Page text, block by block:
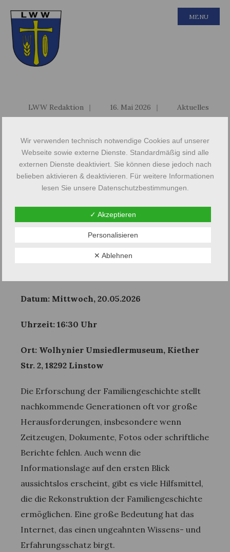
MENU
LWW Redaktion | 16. Mai 2026 | Aktuelles
Wolhynier Umsiedlermuseum
Stammtisch Familienforschung – Von
Württemberg nach Wolhynien und zurück.
über die Recherche zur Geschichte seiner
Datum: Mittwoch, 20.05.2026
Uhrzeit: 16:30 Uhr
Ort: Wolhynier Umsiedlermuseum, Kiether
Str. 2, 18292 Linstow
Die Erforschung der Familiengeschichte stellt
nachkommende Generationen oft vor große
Herausforderungen, insbesondere wenn
Zeitzeugen, Dokumente, Fotos oder schriftliche
Berichte fehlen. Auch wenn die
Informationslage auf den ersten Blick
aussichtslos erscheint, gibt es viele Hilfsmittel,
die die Rekonstruktion der Familiengeschichte
ermöglichen. Eine große Bedeutung hat das
Internet, das einen ungeahnten Wissens- und
Erfahrungsschatz birgt.
Wir verwenden technisch notwendige Cookies auf unserer
Webseite sowie externe Dienste. Standardmäßig sind alle
externen Dienste deaktiviert. Sie können diese jedoch nach
belieben aktivieren & deaktivieren. Für weitere Informationen
lesen Sie unsere Datenschutzbestimmungen.
✓ Akzeptieren
Personalisieren
✕ Ablehnen